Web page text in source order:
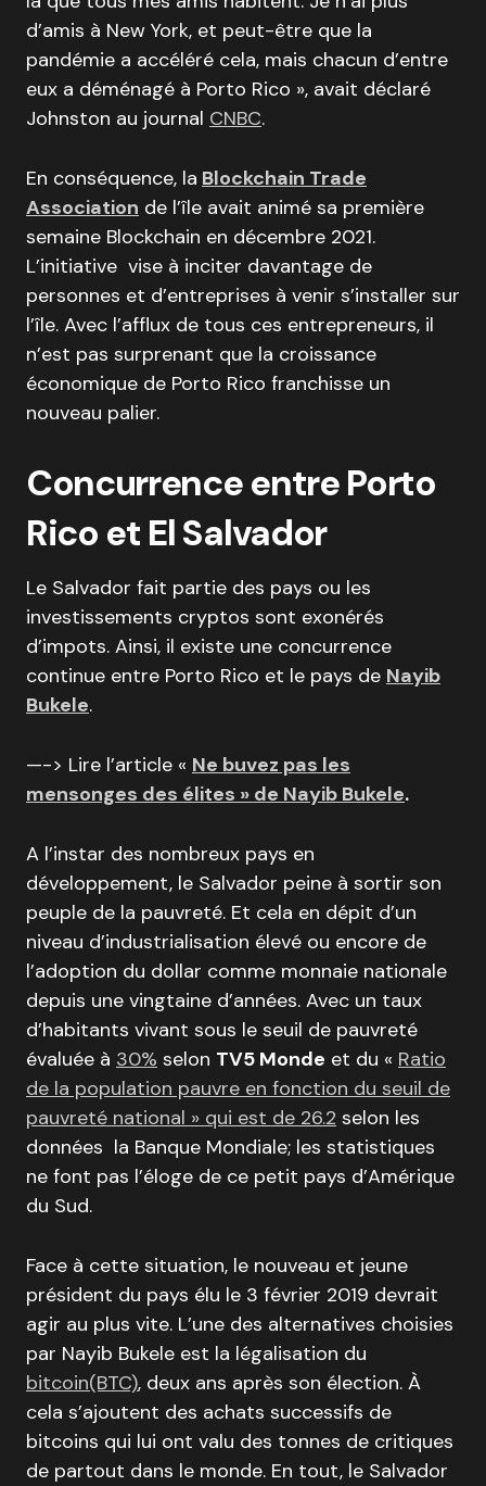
d’amis à New York, et peut-être que la
pandémie a accéléré cela, mais chacun d’entre
eux a déménagé à Porto Rico », avait déclaré
Johnston au journal CNBC.
En conséquence, la Blockchain Trade
Association de l’île avait animé sa première
semaine Blockchain en décembre 2021.
L’initiative vise à inciter davantage de
personnes et d’entreprises à venir s’installer sur
l’île. Avec l’afflux de tous ces entrepreneurs, il
n’est pas surprenant que la croissance
économique de Porto Rico franchisse un
nouveau palier.
Concurrence entre Porto
Rico et El Salvador
Le Salvador fait partie des pays ou les
investissements cryptos sont exonérés
d’impots. Ainsi, il existe une concurrence
continue entre Porto Rico et le pays de Nayib
Bukele.
—-> Lire l’article « Ne buvez pas les
mensonges des élites » de Nayib Bukele.
A l’instar des nombreux pays en
développement, le Salvador peine à sortir son
peuple de la pauvreté. Et cela en dépit d’un
niveau d’industrialisation élevé ou encore de
l’adoption du dollar comme monnaie nationale
depuis une vingtaine d’années. Avec un taux
d’habitants vivant sous le seuil de pauvreté
évaluée à 30% selon TV5 Monde et du « Ratio
de la population pauvre en fonction du seuil de
pauvreté national » qui est de 26.2 selon les
données la Banque Mondiale; les statistiques
ne font pas l’éloge de ce petit pays d’Amérique
du Sud.
Face à cette situation, le nouveau et jeune
président du pays élu le 3 février 2019 devrait
agir au plus vite. L’une des alternatives choisies
par Nayib Bukele est la légalisation du
bitcoin(BTC), deux ans après son élection. À
cela s’ajoutent des achats successifs de
bitcoins qui lui ont valu des tonnes de critiques
de partout dans le monde. En tout, le Salvador